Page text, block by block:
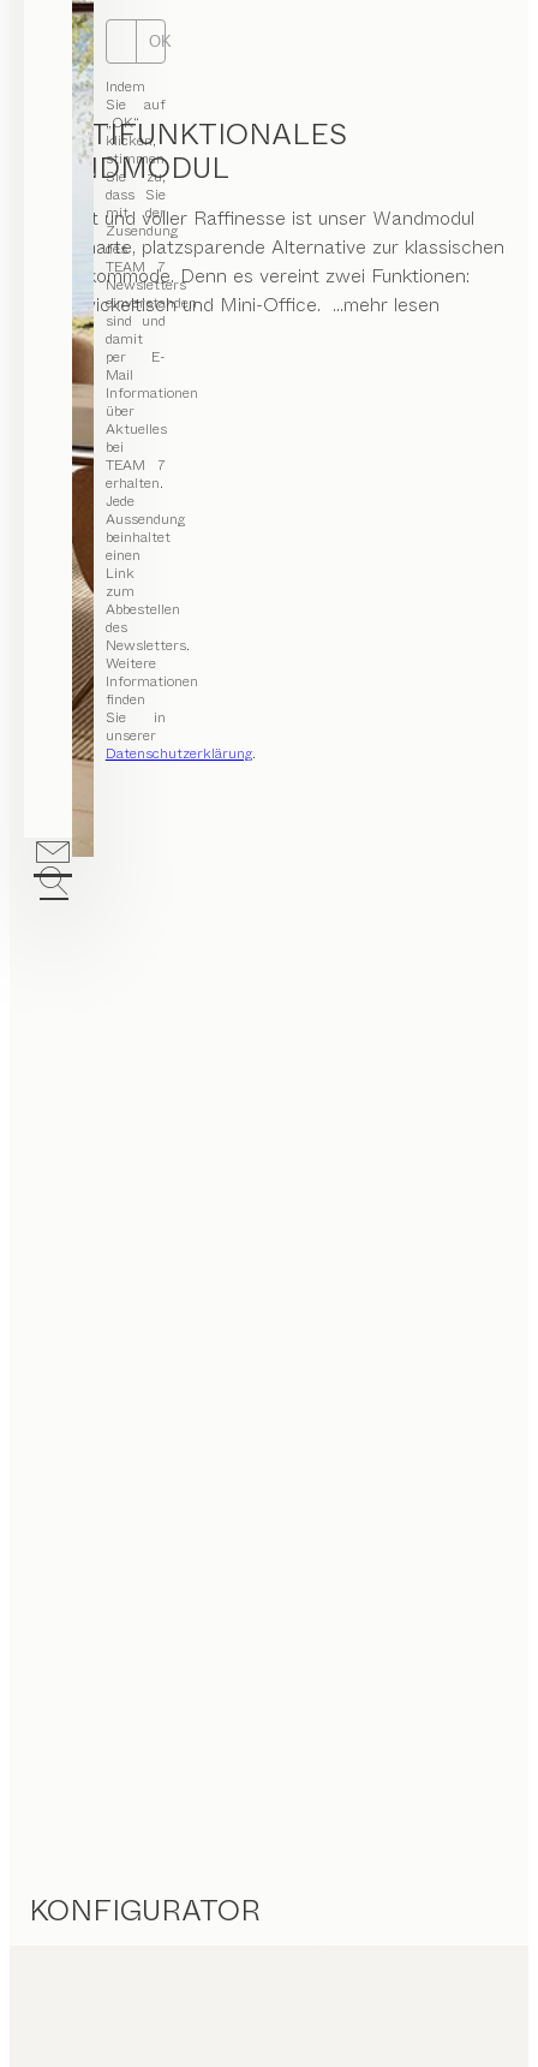
OK
Indem
Sie auf
„OK“
klicken,
stimmen
Sie zu,
dass Sie
mit der
Zusendung
des
TEAM 7
Newsletters
einverstanden
sind und
damit
per E-
Mail
Informationen
über
Aktuelles
bei
TEAM 7
erhalten.
Jede
Aussendung
beinhaltet
einen
Link
zum
Abbestellen
des
Newsletters.
Weitere
Informationen
finden
Sie in
unserer
Datenschutzerklärung.
MULTIFUNKTIONALES
WANDMODUL
Schlicht und voller Raffinesse ist unser Wandmodul
eine smarte, platzsparende Alternative zur klassischen
Wickelkommode. Denn es vereint zwei Funktionen:
Wandwickeltisch und Mini-Office. ...mehr lesen
KONFIGURATOR